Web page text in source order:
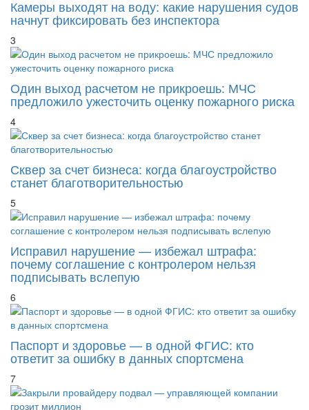
Камеры выходят на воду: какие нарушения судов
начнут фиксировать без инспектора
3
Один выход расчетом не прикроешь: МЧС
предложило ужесточить оценку пожарного риска
4
Сквер за счет бизнеса: когда благоустройство
станет благотворительностью
5
Исправил нарушение — избежал штрафа:
почему соглашение с контролером нельзя
подписывать вслепую
6
Паспорт и здоровье — в одной ФГИС: кто
ответит за ошибку в данных спортсмена
7